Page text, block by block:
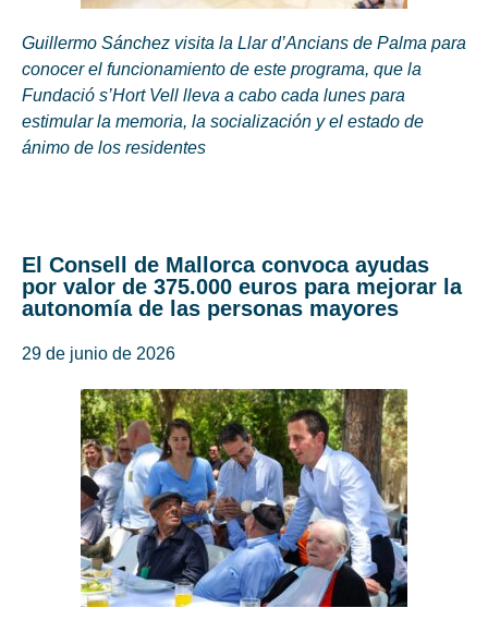
Guillermo Sánchez visita la Llar d’Ancians de Palma para
conocer el funcionamiento de este programa, que la
Fundació s’Hort Vell lleva a cabo cada lunes para
estimular la memoria, la socialización y el estado de
ánimo de los residentes
El Consell de Mallorca convoca ayudas
por valor de 375.000 euros para mejorar la
autonomía de las personas mayores
29 de junio de 2026